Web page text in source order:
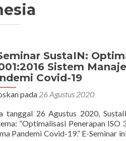
SustaIN:
Sistem
Covid-19
pada 26 Agustus 2020
tanggal 26 Agustus 2020,
“Optimalisasi Penerapan
Pandemi Covid-19.” E-